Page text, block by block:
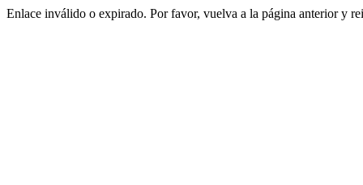
Enlace inválido o expirado. Por favor, vuelva a la página anterior y